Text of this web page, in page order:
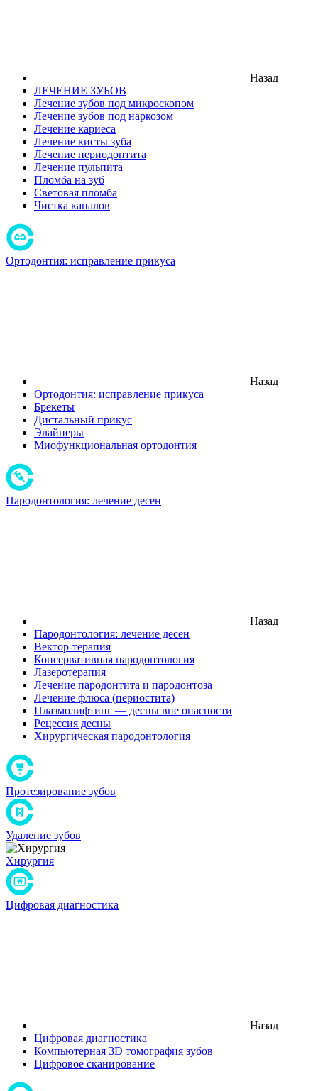
Назад
ЛЕЧЕНИЕ ЗУБОВ
Лечение зубов под микроскопом
Лечение зубов под наркозом
Лечение кариеса
Лечение кисты зуба
Лечение периодонтита
Лечение пульпита
Пломба на зуб
Световая пломба
Чистка каналов
Ортодонтия: исправление прикуса
Назад
Ортодонтия: исправление прикуса
Брекеты
Дистальный прикус
Элайнеры
Миофункциональная ортодонтия
Пародонтология: лечение десен
Назад
Пародонтология: лечение десен
Вектор-терапия
Консервативная пародонтология
Лазеротерапия
Лечение пародонтита и пародонтоза
Лечение флюса (периостита)
Плазмолифтинг — десны вне опасности
Рецессия десны
Хирургическая пародонтология
Протезирование зубов
Удаление зубов
Хирургия
Цифровая диагностика
Назад
Цифровая диагностика
Компьютерная 3D томография зубов
Цифровое сканирование